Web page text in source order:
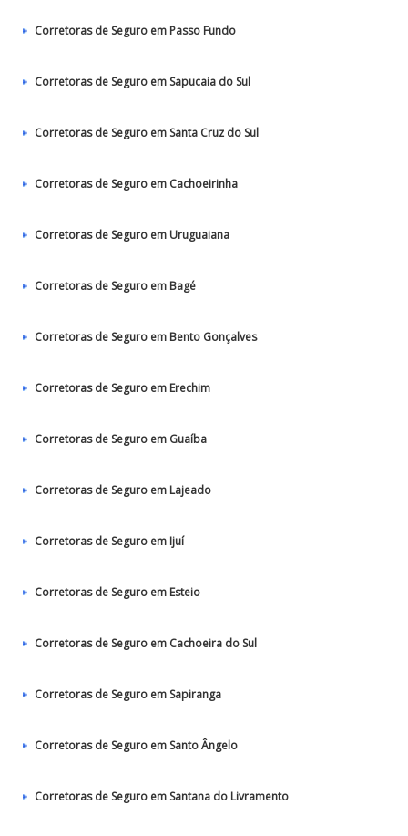
Corretoras de Seguro em Passo Fundo
Corretoras de Seguro em Sapucaia do Sul
Corretoras de Seguro em Santa Cruz do Sul
Corretoras de Seguro em Cachoeirinha
Corretoras de Seguro em Uruguaiana
Corretoras de Seguro em Bagé
Corretoras de Seguro em Bento Gonçalves
Corretoras de Seguro em Erechim
Corretoras de Seguro em Guaíba
Corretoras de Seguro em Lajeado
Corretoras de Seguro em Ijuí
Corretoras de Seguro em Esteio
Corretoras de Seguro em Cachoeira do Sul
Corretoras de Seguro em Sapiranga
Corretoras de Seguro em Santo Ângelo
Corretoras de Seguro em Santana do Livramento